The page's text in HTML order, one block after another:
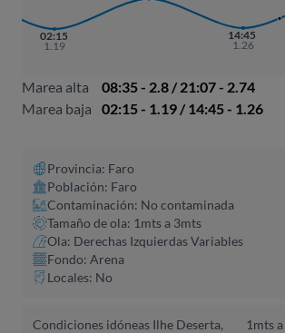
02:15
1.19
14:45
1.26
Marea alta
08:35 - 2.8 / 21:07 - 2.74
Marea baja
02:15 - 1.19 / 14:45 - 1.26
Provincia: Faro
Población: Faro
Contaminación: No contaminada
Tamaño de ola: 1mts a 3mts
Ola: Derechas Izquierdas Variables
Fondo: Arena
Locales: No
Condiciones idóneas Ilhe Deserta,
1mts